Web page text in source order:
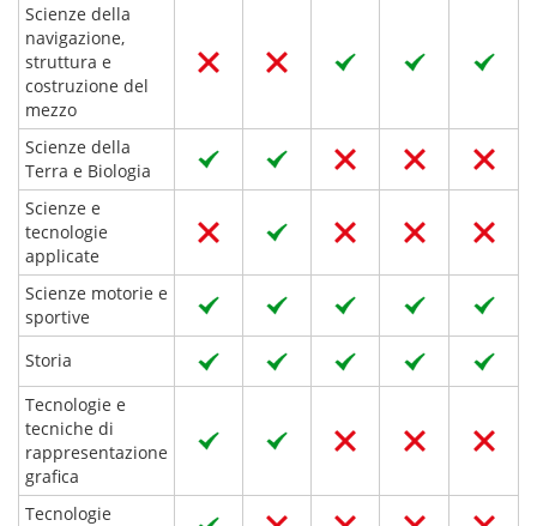
Scienze della
navigazione,
struttura e
costruzione del
mezzo
Scienze della
Terra e Biologia
Scienze e
tecnologie
applicate
Scienze motorie e
sportive
Storia
Tecnologie e
tecniche di
rappresentazione
grafica
Tecnologie